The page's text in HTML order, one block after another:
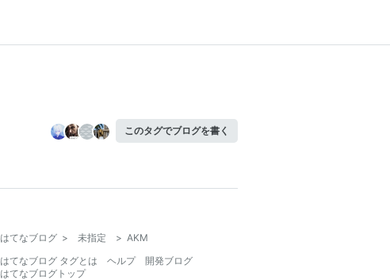
このタグでブログを書く
はてなブログ > 未指定 > AKM
はてなブログ タグとは
ヘルプ
開発ブログ
はてなブログトップ